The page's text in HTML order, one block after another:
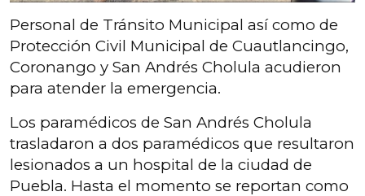
Personal de Tránsito Municipal así como de
Protección Civil Municipal de Cuautlancingo,
Coronango y San Andrés Cholula acudieron
para atender la emergencia.
Los paramédicos de San Andrés Cholula
trasladaron a dos paramédicos que resultaron
lesionados a un hospital de la ciudad de
Puebla. Hasta el momento se reportan como